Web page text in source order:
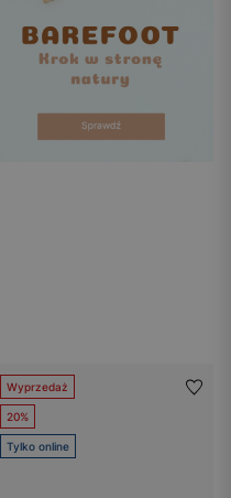
Wyprzedaż
20%
Tylko online